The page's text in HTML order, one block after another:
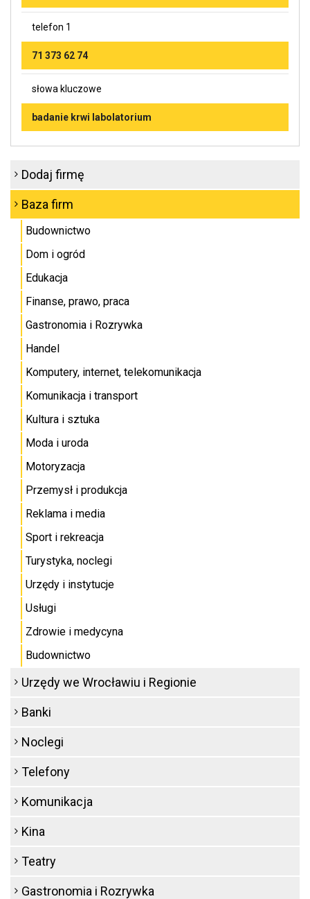
telefon 1
71 373 62 74
słowa kluczowe
badanie krwi labolatorium
Dodaj firmę
Baza firm
Budownictwo
Dom i ogród
Edukacja
Finanse, prawo, praca
Gastronomia i Rozrywka
Handel
Komputery, internet, telekomunikacja
Komunikacja i transport
Kultura i sztuka
Moda i uroda
Motoryzacja
Przemysł i produkcja
Reklama i media
Sport i rekreacja
Turystyka, noclegi
Urzędy i instytucje
Usługi
Zdrowie i medycyna
Budownictwo
Urzędy we Wrocławiu i Regionie
Banki
Noclegi
Telefony
Komunikacja
Kina
Teatry
Gastronomia i Rozrywka